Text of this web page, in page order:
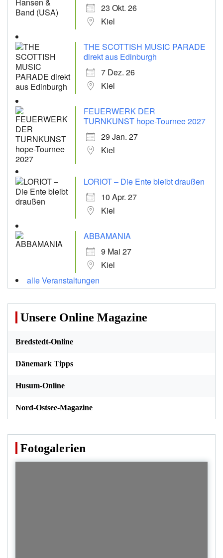
23 Okt. 26
Kiel
THE SCOTTISH MUSIC PARADE
direkt aus Edinburgh
7 Dez. 26
Kiel
FEUERWERK DER
TURNKUNST hope-Tournee 2027
29 Jan. 27
Kiel
LORIOT – Die Ente bleibt draußen
10 Apr. 27
Kiel
ABBAMANIA
9 Mai 27
Kiel
alle Veranstaltungen
Unsere Online Magazine
Bredstedt-Online
Dänemark Tipps
Husum-Online
Nord-Ostsee-Magazine
Fotogalerien